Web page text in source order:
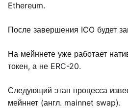
Ethereum.
После завершения ICO будет
На мейннете уже работает
токен, а не ERC-20.
Следующий этап процесса
мейннет (англ. mainnet swap).